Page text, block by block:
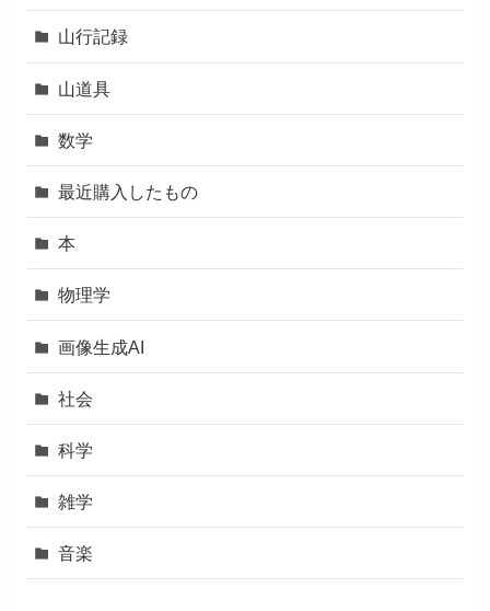
山行記録
山道具
数学
最近購入したもの
本
物理学
画像生成AI
社会
科学
雑学
音楽